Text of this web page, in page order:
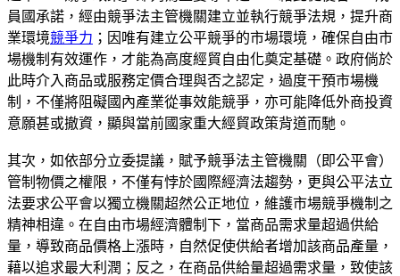
員國承諾，經由競爭法主管機關建立並執行競爭法規，提升商
業環境競爭力 ；因唯有建立公平競爭的市場環境，確保自由市
場機制有效運作，才能為高度經貿自由化奠定基礎。政府倘於
此時介入商品或服務定價合理與否之認定，過度干預市場機
制，不僅將阻礙國內產業從事效能競爭，亦可能降低外商投資
意願甚或撤資，顯與當前國家重大經貿政策背道而馳。
其次，如依部分立委提議，賦予競爭法主管機關（即公平會）
管制物價之權限，不僅有悖於國際經濟法趨勢，更與公平法立
法要求公平會以獨立機關超然公正地位，維護市場競爭機制之
精神相違。在自由市場經濟體制下，當商品需求量超過供給
量，導致商品價格上漲時，自然促使供給者增加該商品產量，
藉以追求最大利潤；反之，在商品供給量超過需求量，致使該